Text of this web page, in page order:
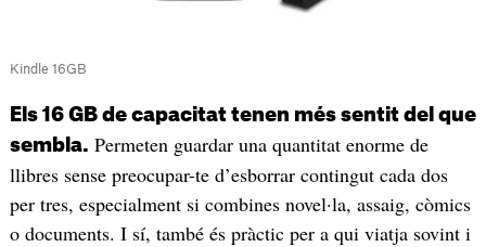
Kindle 16GB
Els 16 GB de capacitat tenen més sentit del que
sembla. Permeten guardar una quantitat enorme de
llibres sense preocupar-te d’esborrar contingut cada dos
per tres, especialment si combines novel·la, assaig, còmics
o documents. I sí, també és pràctic per a qui viatja sovint i